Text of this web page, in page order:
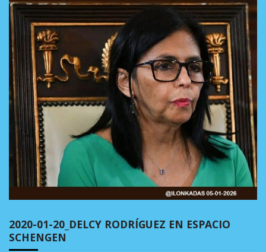
2020-01-20_DELCY RODRÍGUEZ EN ESPACIO
SCHENGEN